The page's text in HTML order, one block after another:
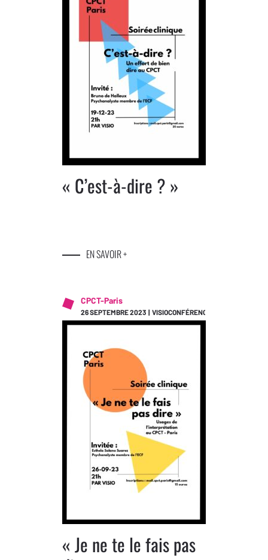
« C’est-à-dire ? »
EN SAVOIR +
CPCT-Paris
26 SEPTEMBRE 2023 | VISIOCONFÉRENCE
« Je ne te le fais pas